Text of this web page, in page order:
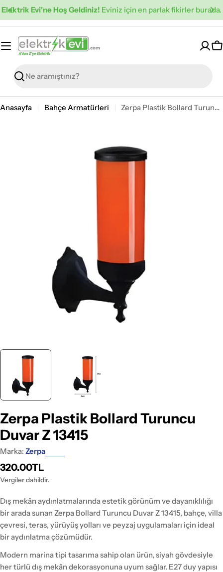
İçeriğe
Elektrik Evi'ne Hoş Geldiniz! Eviniz için en parlak fikirler burada.
Ara
Anasayfa Bahçe Armatürleri Zerpa Plastik Bollard Turuncu Duvar Z 13415
Zerpa Plastik Bollard Turuncu
Duvar Z 13415
Marka: Zerpa
Normal
fiyat
320.00TL
Vergiler dahildir.
Dış mekân aydınlatmalarında estetik görünüm ve dayanıklılığı
bir arada sunan Zerpa Bollard Turuncu Duvar Z 13415, bahçe, villa
çevresi, teras, yürüyüş yolları ve peyzaj uygulamaları için ideal
bir aydınlatma çözümüdür.
Modern marina tipi tasarıma sahip olan ürün, siyah gövdesiyle
her türlü dış mekân dekorasyonuna uyum sağlar. E27 duy yapısı